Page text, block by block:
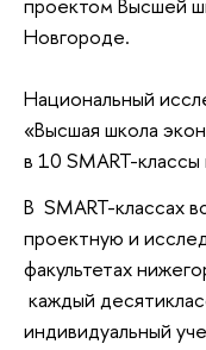
Новгороде.
Национальный
«Высшая школа
в 10 SMART-
В SMART-классах
проектную и
факультетах
каждый
индивидуальный